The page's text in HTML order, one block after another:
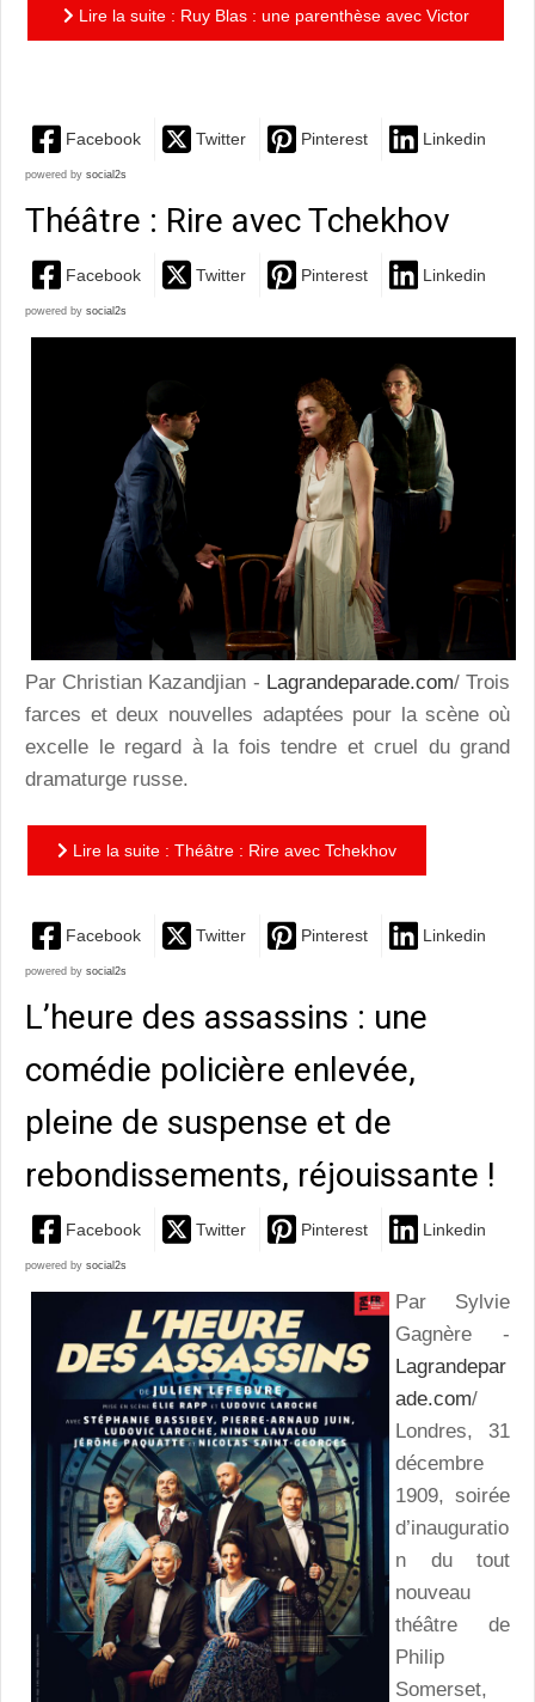
Lire la suite : Ruy Blas : une parenthèse avec Victor
Facebook Twitter Pinterest Linkedin
powered by social2s
Théâtre : Rire avec Tchekhov
Facebook Twitter Pinterest Linkedin
powered by social2s
Par Christian Kazandjian - Lagrandeparade.com/ Trois
farces et deux nouvelles adaptées pour la scène où
excelle le regard à la fois tendre et cruel du grand
dramaturge russe.
Lire la suite : Théâtre : Rire avec Tchekhov
Facebook Twitter Pinterest Linkedin
powered by social2s
L’heure des assassins : une
comédie policière enlevée,
pleine de suspense et de
rebondissements, réjouissante !
Facebook Twitter Pinterest Linkedin
powered by social2s
Par Sylvie
Gagnère -
Lagrandepar
ade.com/
Londres, 31
décembre
1909, soirée
d’inauguratio
n du tout
nouveau
théâtre de
Philip
Somerset,